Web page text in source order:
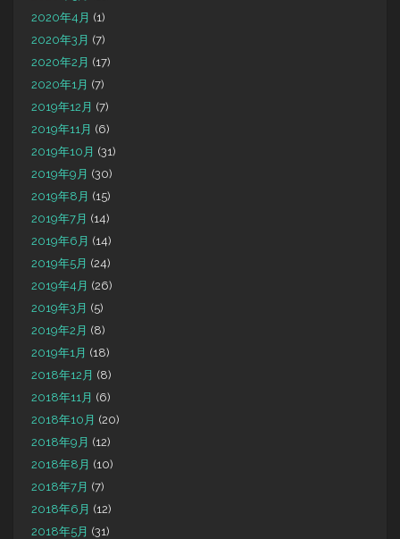
2020年4月 (1)
2020年3月 (7)
2020年2月 (17)
2020年1月 (7)
2019年12月 (7)
2019年11月 (6)
2019年10月 (31)
2019年9月 (30)
2019年8月 (15)
2019年7月 (14)
2019年6月 (14)
2019年5月 (24)
2019年4月 (26)
2019年3月 (5)
2019年2月 (8)
2019年1月 (18)
2018年12月 (8)
2018年11月 (6)
2018年10月 (20)
2018年9月 (12)
2018年8月 (10)
2018年7月 (7)
2018年6月 (12)
2018年5月 (31)